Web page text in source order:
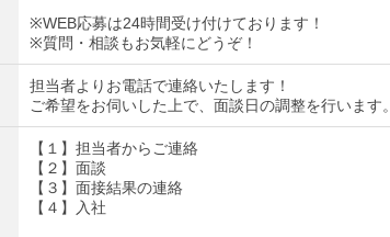
※WEB応募は24時間受け付けております！
※質問・相談もお気軽にどうぞ！
担当者よりお電話で連絡いたします！
ご希望をお伺いした上で、面談日の調整を行います。
【１】担当者からご連絡
【２】面談
【３】面接結果の連絡
【４】入社